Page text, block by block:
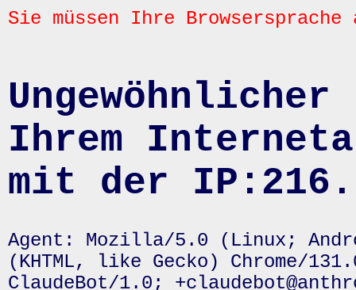
Sie müssen Ihre
Ihrem
mit der
Agent: Mozilla/5.0 (Linux;
(KHTML, like Gecko) Chrome/
ClaudeBot/1.0;